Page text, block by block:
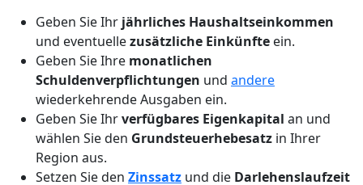
Geben Sie Ihr jährliches Haushaltseinkommen
und eventuellezusätzliche Einkünfte ein.
Geben Sie Ihre monatlichen
Schuldenverpflichtungen und andere
wiederkehrende Ausgaben ein.
Geben Sie Ihrverfügbares Eigenkapital an und
wählen Sie den Grundsteuerhebesatz in Ihrer
Region aus.
Setzen Sie den Zinssatz und die Darlehenslaufzeit